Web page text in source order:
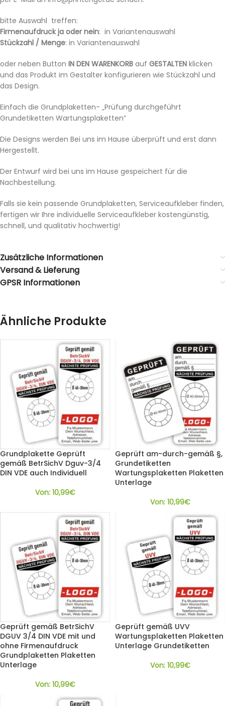
bitte Auswahl treffen:
Firmenaufdruck ja oder nein: in Variantenauswahl
Stückzahl / Menge: in Variantenauswahl
oder neben Button IN DEN WARENKORB auf GESTALTEN klicken
und das Produkt im Gestalter konfigurieren wie Stückzahl und
das Design.
Einfach die Grundplaketten- „Prüfung durchgeführt
Grundetiketten Wartungsplaketten“
Die Designs werden Bei uns im Hause überprüft und erst dann
Hergestellt.
Der Entwurf wird bei uns im Hause gespeichert für die
Nachbestellung.
Falls sie kein passende Grundplaketten, Serviceaufkleber finden,
fertigen wir Ihre individuelle Serviceaufkleber kostengünstig,
schnell, und qualitativ hochwertig!
Zusätzliche Informationen
Versand & Lieferung
GPSR Informationen
Ähnliche Produkte
Grundplakette Geprüft
gemäß BetrSichV Dguv-3/4
DIN VDE auch Individuell
Von: 10,99€
Geprüft am-durch-gemäß §,
Grundetiketten
Wartungsplaketten Plaketten
Unterlage
Von: 10,99€
Geprüft gemäß BetrSichV
DGUV 3/4 DIN VDE mit und
ohne Firmenaufdruck
Grundplaketten Plaketten
Unterlage
Von: 10,99€
Geprüft gemäß UVV
Wartungsplaketten Plaketten
Unterlage Grundetiketten
Von: 10,99€